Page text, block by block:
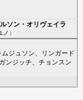
ソン・オリヴェイラ
ノ ）
ムジュソン リンガード
ンジッチ
チョンスン